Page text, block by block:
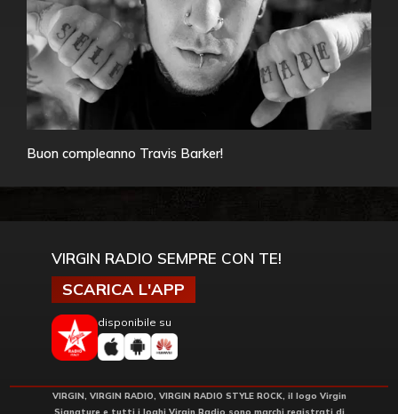
Buon compleanno Travis Barker!
VIRGIN RADIO SEMPRE CON TE!
SCARICA L'APP
disponibile su
VIRGIN, VIRGIN RADIO, VIRGIN RADIO STYLE ROCK, il logo Virgin
Signature e tutti i loghi Virgin Radio sono marchi registrati di